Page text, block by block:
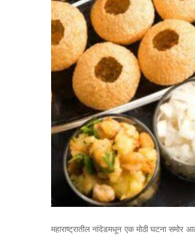
महाराष्ट्रातील नांदेडमधून एक मोठी घटना समोर